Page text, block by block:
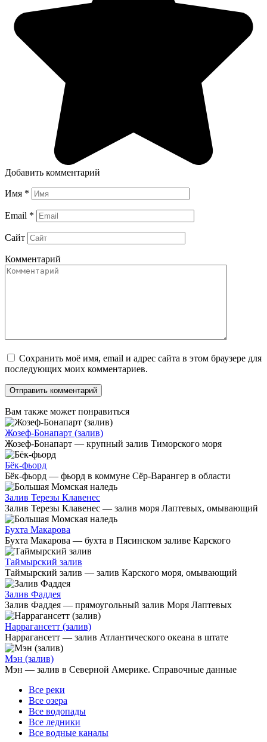
Добавить комментарий
Имя *
Email *
Сайт
Комментарий
Сохранить моё имя, email и адрес сайта в этом браузере для
последующих моих комментариев.
Вам также может понравиться
Жозеф-Бонапарт (залив)
Жозеф-Бонапарт — крупный залив Тиморского моря
Бёк-фьорд
Бёк-фьорд — фьорд в коммуне Сёр-Варангер в области
Залив Терезы Клавенес
Залив Терезы Клавенес — залив моря Лаптевых, омывающий
Бухта Макарова
Бухта Макарова — бухта в Пясинском заливе Карского
Таймырский залив
Таймырский залив — залив Карского моря, омывающий
Залив Фаддея
Залив Фаддея — прямоугольный залив Моря Лаптевых
Наррагансетт (залив)
Наррагансетт — залив Атлантического океана в штате
Мэн (залив)
Мэн — залив в Северной Америке. Справочные данные
Все реки
Все озера
Все водопады
Все ледники
Все водные каналы